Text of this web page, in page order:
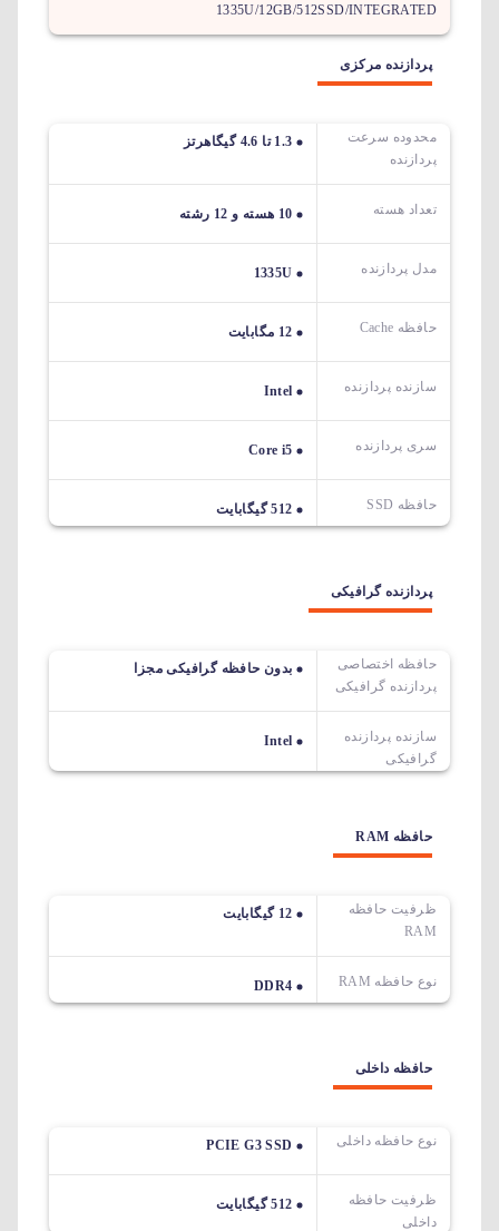
1335U/12GB/512SSD/INTEGRATED
پردازنده مرکزی
محدوده سرعت
پردازنده
1.3 تا 4.6 گیگاهرتز
تعداد هسته 10 هسته و 12 رشته
مدل پردازنده 1335U
حافظه Cache 12 مگابایت
سازنده پردازنده Intel
سری پردازنده Core i5
حافظه SSD 512 گیگابایت
پردازنده گرافیکی
حافظه اختصاصی
پردازنده گرافیکی
بدون حافظه گرافیکی مجزا
سازنده پردازنده
گرافیکی
Intel
حافظه RAM
ظرفیت حافظه
RAM
12 گیگابایت
نوع حافظه RAM DDR4
حافظه داخلی
نوع حافظه داخلی PCIE G3 SSD
ظرفیت حافظه
داخلی
512 گیگابایت